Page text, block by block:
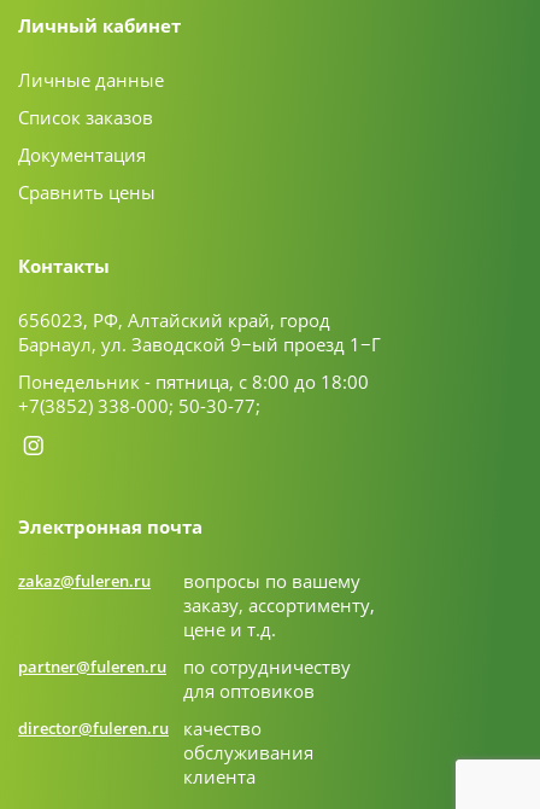
Личный кабинет
Личные данные
Список заказов
Документация
Сравнить цены
Контакты
656023, РФ, Алтайский край, город
Барнаул, ул. Заводской 9−ый проезд 1−Г
Понедельник - пятница, с 8:00 до 18:00
+7(3852) 338-000; 50-30-77;
Электронная почта
zakaz@fuleren.ru
вопросы по вашему
заказу, ассортименту,
цене и т.д.
partner@fuleren.ru
по сотрудничеству
для оптовиков
director@fuleren.ru
качество
обслуживания
клиента